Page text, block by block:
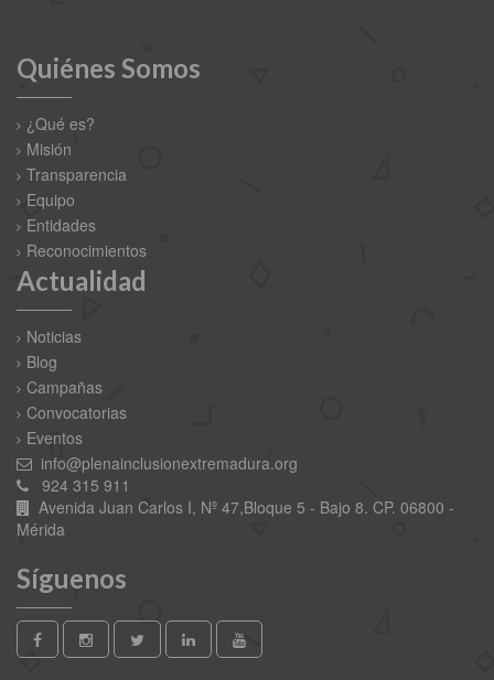
Quiénes Somos
¿Qué es?
Misión
Transparencia
Equipo
Entidades
Reconocimientos
Actualidad
Noticias
Blog
Campañas
Convocatorias
Eventos
info@plenainclusionextremadura.org
924 315 911
Avenida Juan Carlos I, Nº 47,Bloque 5 - Bajo 8. CP. 06800 -
Mérida
Síguenos